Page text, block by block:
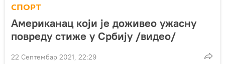
СПОРТ
Американац који је доживео ужасну
повреду стиже у Србију /видео/
22 Септембар 2021, 22:29